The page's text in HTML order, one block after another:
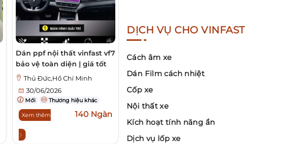
Dán ppf nội thất vinfast vf7
bảo vệ toàn diện | giá tốt
Thủ Đức,Hồ Chí Minh
30/06/2026
Mới Thương hiệu khác
Xem thêm 140 Ngàn
DỊCH VỤ CHO VINFAST
Cách âm xe
Dán Film cách nhiệt
Cốp xe
Nội thất xe
Kích hoạt tính năng ẩn
Dịch vụ lốp xe